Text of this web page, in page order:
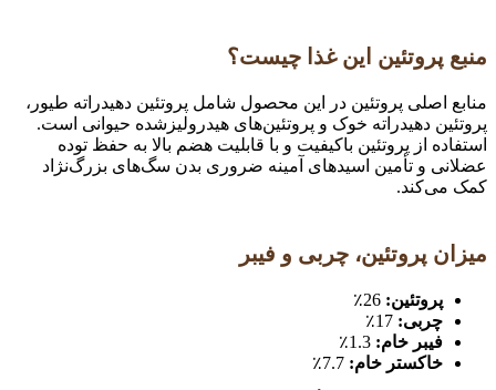
منبع پروتئین این غذا چیست؟
منابع اصلی پروتئین در این محصول شامل پروتئین دهیدراته طیور،
پروتئین دهیدراته خوک و پروتئین‌های هیدرولیزشده حیوانی است.
استفاده از پروتئین باکیفیت و با قابلیت هضم بالا به حفظ توده
عضلانی و تأمین اسیدهای آمینه ضروری بدن سگ‌های بزرگ‌نژاد
کمک می‌کند.
میزان پروتئین، چربی و فیبر
پروتئین:
چربی:
فیبر خام:
خاکستر خام: